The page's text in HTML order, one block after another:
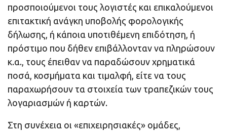
προσποιούμενοι τους λογιστές και επικαλούμενοι
επιτακτική ανάγκη υποβολής φορολογικής
δήλωσης, ή κάποια υποτιθέμενη επιδότηση, ή
πρόστιμο που δήθεν επιβάλλονταν να πληρώσουν
κ.α., τους έπειθαν να παραδώσουν χρηματικά
ποσά, κοσμήματα και τιμαλφή, είτε να τους
παραχωρήσουν τα στοιχεία των τραπεζικών τους
λογαριασμών ή καρτών.
Στη συνέχεια οι «επιχειρησιακές» ομάδες,